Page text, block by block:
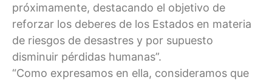
próximamente, destacando el objetivo de
reforzar los deberes de los Estados en materia
de riesgos de desastres y por supuesto
disminuir pérdidas humanas”.
“Como expresamos en ella, consideramos que